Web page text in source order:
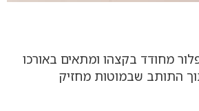
מחודד בקצהו ומתאים באורכו
התותב שבמוטות מחזיק